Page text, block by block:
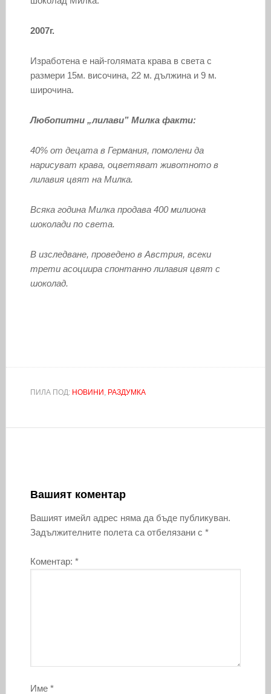
2007г.
Изработена е най-голямата крава в света с
размери 15м. височина, 22 м. дължина и 9 м.
широчина.
Любопитни „лилави” Милка факти:
40% от децата в Германия, помолени да
нарисуват крава, оцветяват животното в
лилавия цвят на Милка.
Всяка година Милка продава 400 милиона
шоколади по света.
В изследване, проведено в Австрия, всеки
трети асоциира спонтанно лилавия цвят с
шоколад.
ПИЛА ПОД: НОВИНИ , РАЗДУМКА
Вашият коментар
Вашият имейл адрес няма да бъде публикуван.
Задължителните полета са отбелязани с *
Коментар: *
Име *